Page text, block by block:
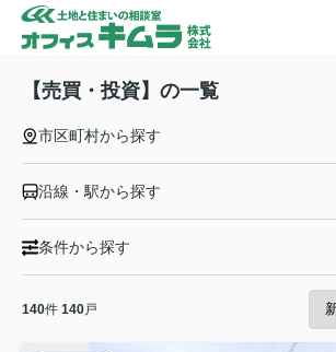
【売買・投資】の一覧
市区町村から探す
沿線・駅から探す
条件から探す
140件 140戸